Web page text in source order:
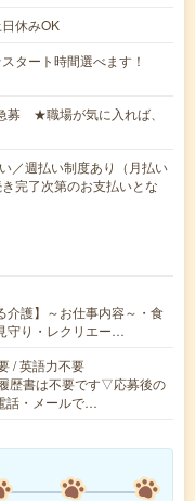
休みOK
タート時間選べます！
★職場が気に入れば、
週払い制度あり（月払い
完了次第のお支払いとな
介護】～お仕事内容～・食
守り・レクリエー…
/ 英語力不要
歴書は不要です▽応募後の
話・メールで…